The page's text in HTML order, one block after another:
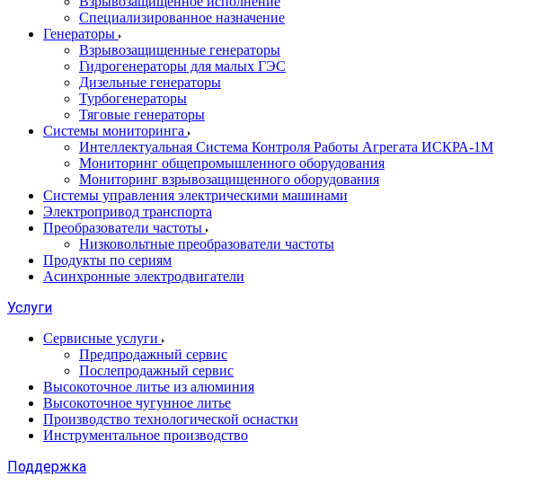
Специализированное назначение
Генераторы
Взрывозащищенные генераторы
Гидрогенераторы для малых ГЭС
Дизельные генераторы
Турбогенераторы
Тяговые генераторы
Системы мониторинга
Интеллектуальная Система Контроля Работы Агрегата ИСКРА-1М
Мониторинг общепромышленного оборудования
Мониторинг взрывозащищенного оборудования
Системы управления электрическими машинами
Электропривод транспорта
Преобразователи частоты
Низковольтные преобразователи частоты
Продукты по сериям
Асинхронные электродвигатели
Услуги
Сервисные услуги
Предпродажный сервис
Послепродажный сервис
Высокоточное литье из алюминия
Высокоточное чугунное литье
Производство технологической оснастки
Инструментальное производство
Поддержка